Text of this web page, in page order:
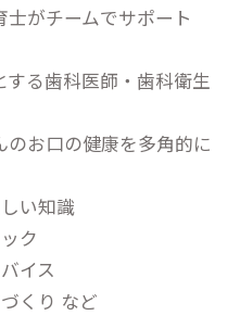
がチームでサポート
る歯科医師・歯科衛生
お口の健康を多角的に
い知識
ク
イス
くり など